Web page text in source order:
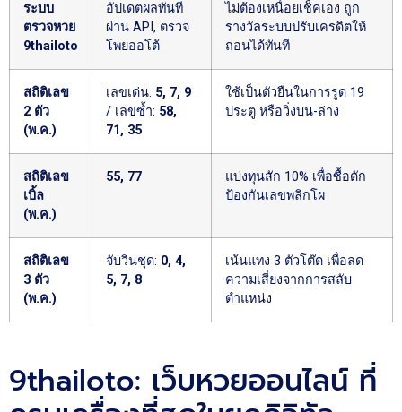
ระบบ
ตรวจหวย
9thailoto
อัปเดตผลทันที
ผ่าน API, ตรวจ
โพยออโต้
ไม่ต้องเหนื่อยเช็คเอง ถูก
รางวัลระบบปรับเครดิตให้
ถอนได้ทันที
สถิติเลข
2 ตัว
(พ.ค.)
เลขเด่น: 5, 7, 9
/ เลขซ้ำ: 58,
71, 35
ใช้เป็นตัวยืนในการรูด 19
ประตู หรือวิ่งบน-ล่าง
สถิติเลข
เบิ้ล
(พ.ค.)
55, 77
แบ่งทุนสัก 10% เพื่อซื้อดัก
ป้องกันเลขพลิกโผ
สถิติเลข
3 ตัว
(พ.ค.)
จับวินชุด: 0, 4,
5, 7, 8
เน้นแทง 3 ตัวโต๊ด เพื่อลด
ความเสี่ยงจากการสลับ
ตำแหน่ง
9thailoto: เว็บหวยออนไลน์ ที่